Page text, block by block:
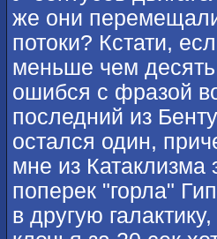
же они
потоки? Кстати,
меньше чем десять
ошибся с фразой
последний из
остался один,
мне из Катаклизма
поперек "горла"
в другую